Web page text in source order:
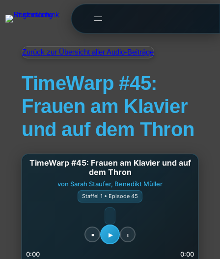
Zurück zur Übersicht aller Audio-Beiträge
TimeWarp #45:
Frauen am Klavier
und auf dem Thron
TimeWarp #45: Frauen am Klavier und auf
dem Thron
von Sarah Staufer, Benedikt Müller
Staffel 1 • Episode 45
0:00 0:00